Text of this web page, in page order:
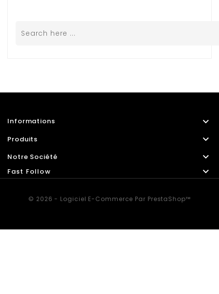
Informations 
Produits 
Notre Société 
Fast Follow 
© 2026 - Logiciel E-Commerce Par PrestaShop™